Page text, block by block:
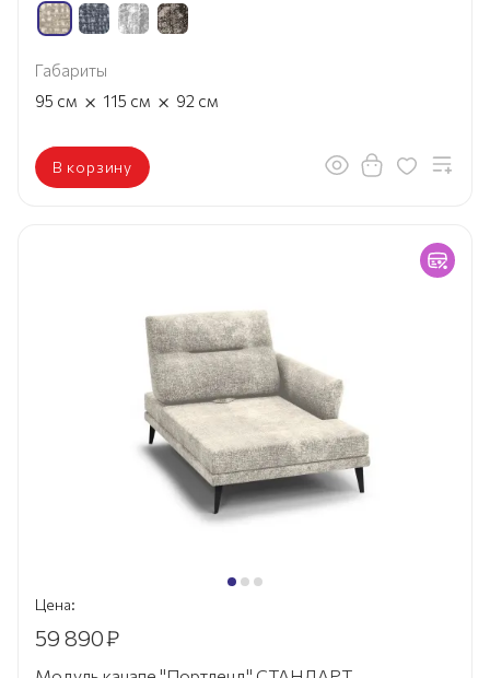
Габариты
95 см × 115 см × 92 см
В корзину
Цена:
59 890₽